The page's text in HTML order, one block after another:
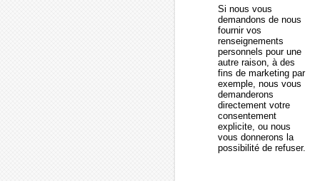
Si nous vous
demandons de nous
fournir vos
renseignements
personnels pour une
autre raison, à des
fins de marketing par
exemple, nous vous
demanderons
directement votre
consentement
explicite, ou nous
vous donnerons la
possibilité de refuser.